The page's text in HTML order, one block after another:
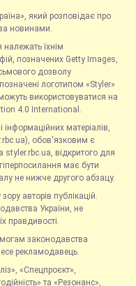
який розповідає про
новинами.
належать їхнім
позначених Getty Images,
дозволу
логотипом «Styler»
використовуватися на
4.0 International.
матеріалів,
обов'язковим є
styler.rbc.ua, відкритого для
має бути
не нижче другого абзацу.
авторів публікацій.
України, не
правдивості.
законодавства
рекламодавець.
«Спецпроєкт»,
та «Резонанс»,